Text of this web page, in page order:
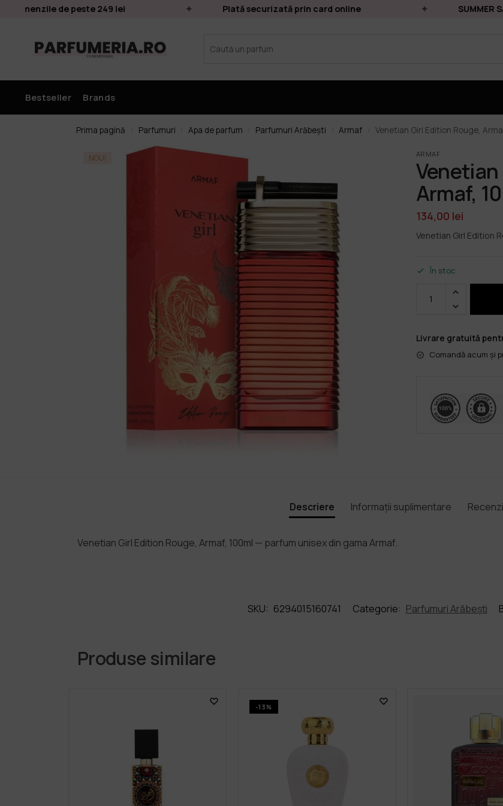
de peste 249 lei Plată securizată prin card online SUMMER
Bestseller Brands
Prima pagină Parfumuri Apa de parfum Parfumuri Arăbești Armaf Venetian Girl Edition Rouge,
NOU! ARMAF
Venetian
Armaf,
134,00 lei
Venetian Girl Edition
În stoc
Livrare gratuită
Comandă acum și
Descriere Informații suplimentare
Venetian Girl Edition Rouge, Armaf, 100ml — parfum unisex din gama Armaf.
SKU: 6294015160741 Categorie: Parfumuri Arăbești
Produse similare
-13%